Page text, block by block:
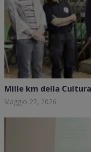
Mille km della
Maggio 27, 2026